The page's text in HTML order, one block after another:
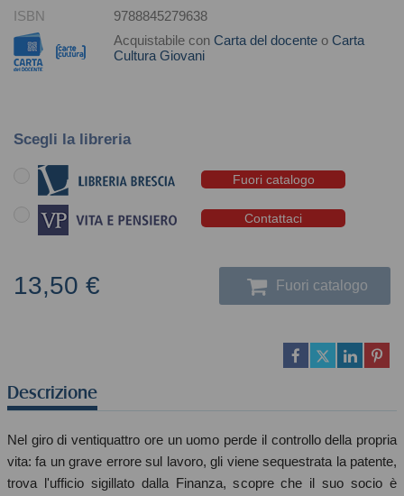
ISBN
9788845279638
Acquistabile con Carta del docente o Carta
Cultura Giovani
Scegli la libreria
Fuori catalogo
Contattaci
13,50 € Fuori catalogo
Descrizione
Nel giro di ventiquattro ore un uomo perde il controllo della propria
vita: fa un grave errore sul lavoro, gli viene sequestrata la patente,
trova l'ufficio sigillato dalla Finanza, scopre che il suo socio è